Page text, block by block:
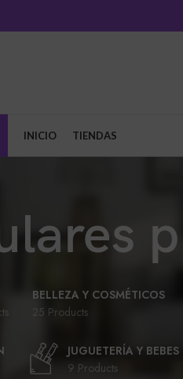
INICIO TIENDAS
BELLEZA Y COSMÉTICOS
25 Products
JUGUETERÍA Y BEBES
9 Products